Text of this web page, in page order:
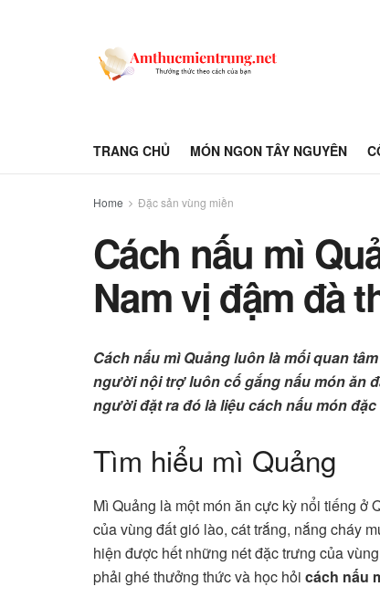
TRANG CHỦ MÓN NGON TÂY NGUYÊN
Home Đặc sản vùng miền
Cách nấu mì
Nam vị đậm đà
Cách nấu mì Quảng luôn là mối quan
người nội trợ luôn cố gắng nấu món ăn
người đặt ra đó là liệu cách nấu món
Tìm hiểu mì Quảng
Mì Quảng là một món ăn cực kỳ nổi tiếng
của vùng đất gió lào, cát trắng, nắng cháy
hiện được hết những nét đặc trưng của
phải ghé thưởng thức và học hỏi cách nấu